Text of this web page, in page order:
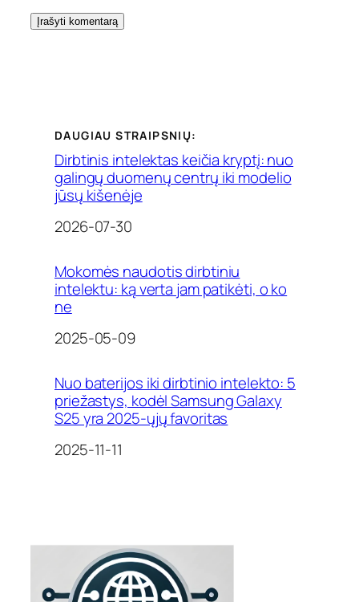
DAUGIAU STRAIPSNIŲ:
Dirbtinis intelektas keičia kryptį: nuo
galingų duomenų centrų iki modelio
jūsų kišenėje
Date
2026-07-30
Mokomės naudotis dirbtiniu
intelektu: ką verta jam patikėti, o ko
ne
Date
2025-05-09
Nuo baterijos iki dirbtinio intelekto: 5
priežastys, kodėl Samsung Galaxy
S25 yra 2025-ųjų favoritas
Date
2025-11-11